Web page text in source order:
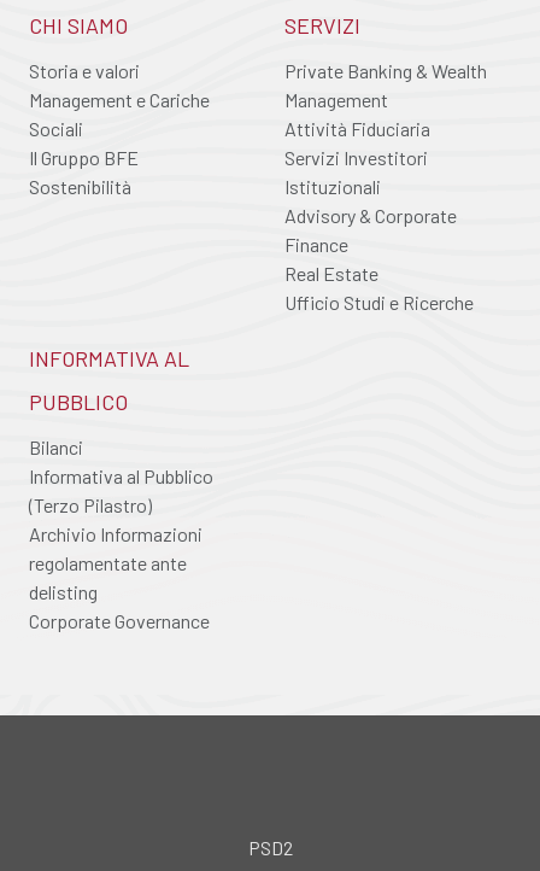
CHI SIAMO
Storia e valori
Management e Cariche
Sociali
Il Gruppo BFE
Sostenibilità
SERVIZI
Private Banking & Wealth
Management
Attività Fiduciaria
Servizi Investitori
Istituzionali
Advisory & Corporate
Finance
Real Estate
Ufficio Studi e Ricerche
INFORMATIVA AL
PUBBLICO
Bilanci
Informativa al Pubblico
(Terzo Pilastro)
Archivio Informazioni
regolamentate ante
delisting
Corporate Governance
PSD2